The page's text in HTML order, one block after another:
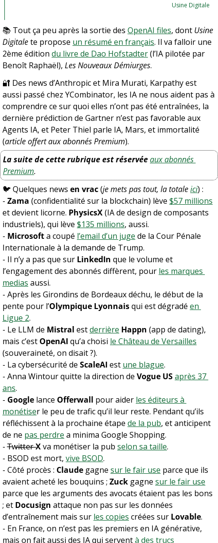
Usine Digitale
📚 Tout ça peu après la sortie des OpenAI files, dont Usine
Digitale te propose un résumé en français. Il va falloir une
2ème édition du livre de Dao Hofstadter (l’IA pilotée par
Benoît Raphaël), Les Nouveaux Démiurges.
🔐 Des news d’Anthropic et Mira Murati, Karpathy est
aussi passé chez YCombinator, les IA ne nous aident pas à
comprendre ce sur quoi elles n’ont pas été entraînées, la
dernière prédiction de Gartner n’est pas favorable aux
Agents IA, et Peter Thiel parle IA, Mars, et immortalité
(article offert aux abonnés Premium).
La suite de cette rubrique est réservéeaux abonnés
Premium.
🐦 Quelques news en vrac (je mets pas tout, la totale ici) :
- Zama (confidentialité sur la blockchain) lève $57 millions
et devient licorne. PhysicsX (IA de design de composants
industriels), qui lève $135 millions, aussi.
- Microsoft a coupé l’email d’un juge de la Cour Pénale
Internationale à la demande de Trump.
- Il n’y a pas que sur LinkedIn que le volume et
l’engagement des abonnés diffèrent, pour les marques
medias aussi.
- Après les Girondins de Bordeaux déchu, le début de la
pente pour l’Olympique Lyonnais qui est dégradé en
Ligue 2.
- Le LLM de Mistral est derrière Happn (app de dating),
mais c’est OpenAI qu’a choisi le Château de Versailles
(souveraineté, on disait ?).
- La cybersécurité de ScaleAI est une blague.
- Anna Wintour quitte la direction de Vogue USaprès 37
ans.
- Google lance Offerwall pour aider les éditeurs à
monétiser le peu de trafic qu’il leur reste. Pendant qu’ils
réfléchissent à la prochaine étape de la pub, et anticipent
de ne pas perdre a minima Google Shopping.
- T̶w̶i̶t̶t̶e̶r̶ X va monétiser la pub selon sa taille.
- BSOD est mort, vive BSOD.
- Côté procès : Claude gagne sur le fair use parce que ils
avaient acheté les bouquins ; Zuck gagne sur le fair use
parce que les arguments des avocats étaient pas les bons
; et Docusign attaque non pas sur les données
d’entraînement mais sur les copies créées sur Lovable.
- En France, on n’est pas les premiers en IA générative,
mais on fait aussi des IA qui servent à des trucs